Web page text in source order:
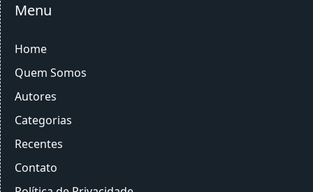
Menu
Home
Quem Somos
Autores
Categorias
Recentes
Contato